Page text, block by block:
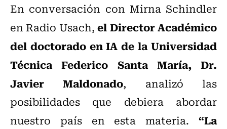
En conversación con Mirna Schindler
en Radio Usach,el Director Académico
del doctorado en IA de la Universidad
Técnica Federico Santa María, Dr.
Javier Maldonado, analizó las
posibilidades que debiera abordar
nuestro país en esta materia. “La